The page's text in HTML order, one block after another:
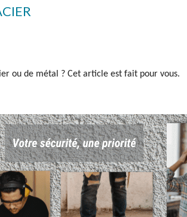
ou de métal ? Cet article est fait pour vous.